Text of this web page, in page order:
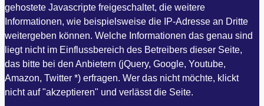
gehostete Javascripte freigeschaltet, die weitere
Informationen, wie beispielsweise die IP-Adresse an Dritte
weitergeben können. Welche Informationen das genau sind
liegt nicht im Einflussbereich des Betreibers dieser Seite,
das bitte bei den Anbietern (jQuery, Google, Youtube,
Amazon, Twitter *) erfragen. Wer das nicht möchte, klickt
nicht auf "akzeptieren" und verlässt die Seite.